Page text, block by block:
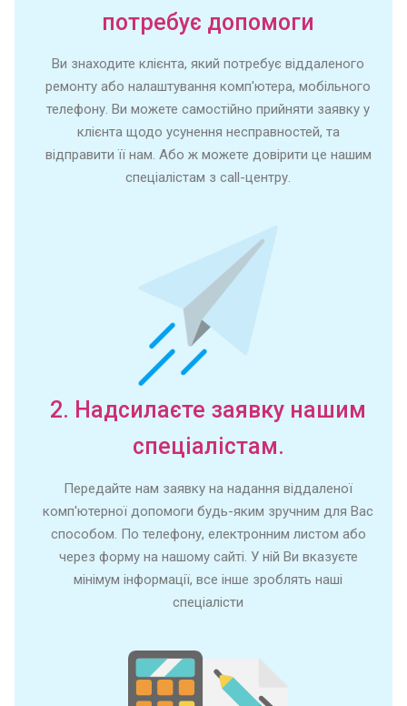
потребує допомоги
Ви знаходите клієнта, який потребує віддаленого
ремонту або налаштування комп'ютера, мобільного
телефону. Ви можете самостійно прийняти заявку у
клієнта щодо усунення несправностей, та
відправити її нам. Або ж можете довірити це нашим
спеціалістам з call-центру.
2. Надсилаєте заявку нашим
спеціалістам.
Передайте нам заявку на надання віддаленої
комп'ютерної допомоги будь-яким зручним для Вас
способом. По телефону, електронним листом або
через форму на нашому сайті. У ній Ви вказуєте
мінімум інформації, все інше зроблять наші
спеціалісти